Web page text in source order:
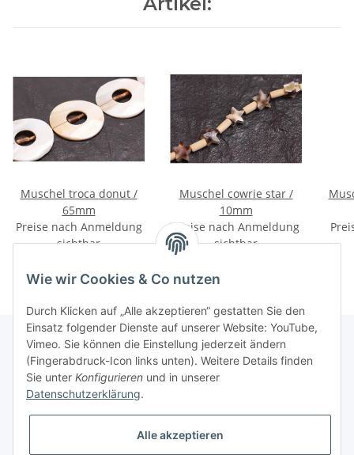
Muschel troca donut /
65mm
Preise nach Anmeldung
sichtbar
Muschel cowrie star /
10mm
Preise nach Anmeldung
sichtbar
Informationen
Gesetzliche Informationen
Wie wir Cookies & Co nutzen
Durch Klicken auf „Alle akzeptieren“ gestatten Sie den
Einsatz folgender Dienste auf unserer Website: YouTube,
Vimeo. Sie können die Einstellung jederzeit ändern
(Fingerabdruck-Icon links unten). Weitere Details finden
Sie unter Konfigurieren und in unserer
Datenschutzerklärung.
Alle akzeptieren